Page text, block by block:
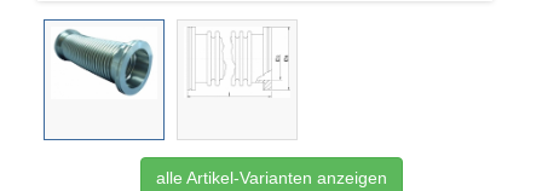
alle Artikel-Varianten anzeigen